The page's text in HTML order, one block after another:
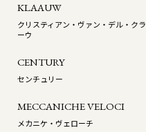
KLAAUW
クリスティアン・ヴァン・デル・クラ
ーウ
CENTURY
センチュリー
MECCANICHE VELOCI
メカニケ・ヴェローチ